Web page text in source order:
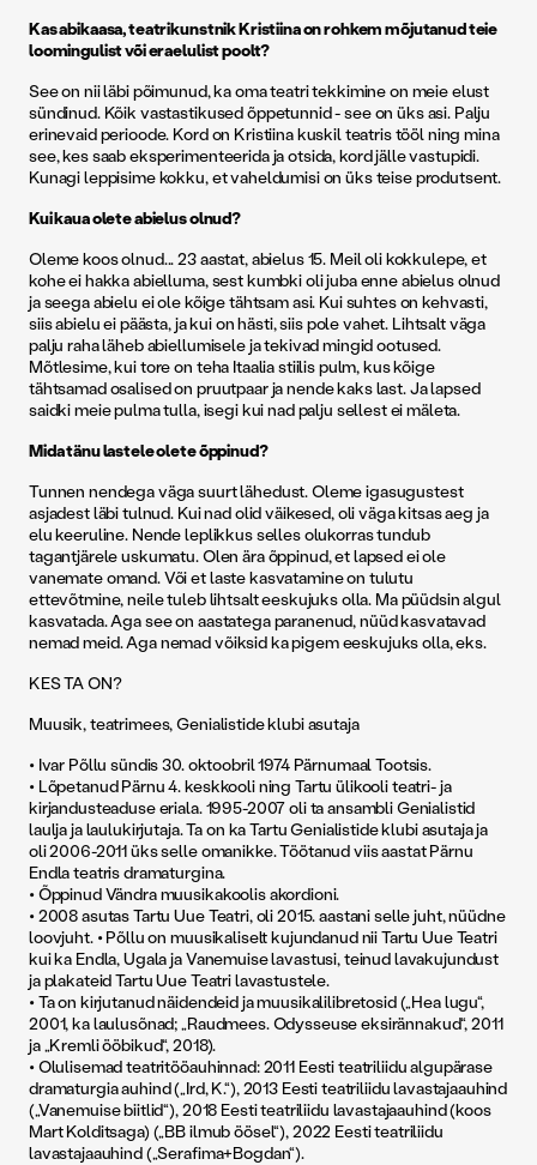
Kas abikaasa, teatrikunstnik Kristiina on rohkem mõjutanud teie
loomingulist või eraelulist poolt?
See on nii läbi põimunud, ka oma teatri tekkimine on meie elust
sündinud. Kõik vastastikused õppetunnid - see on üks asi. Palju
erinevaid perioode. Kord on Kristiina kuskil teatris tööl ning mina
see, kes saab eksperimenteerida ja otsida, kord jälle vastupidi.
Kunagi leppisime kokku, et vaheldumisi on üks teise produtsent.
Kui kaua olete abielus olnud?
Oleme koos olnud... 23 aastat, abielus 15. Meil oli kokkulepe, et
kohe ei hakka abielluma, sest kumbki oli juba enne abielus olnud
ja seega abielu ei ole kõige tähtsam asi. Kui suhtes on kehvasti,
siis abielu ei päästa, ja kui on hästi, siis pole vahet. Lihtsalt väga
palju raha läheb abiellumisele ja tekivad mingid ootused.
Mõtlesime, kui tore on teha Itaalia stiilis pulm, kus kõige
tähtsamad osalised on pruutpaar ja nende kaks last. Ja lapsed
saidki meie pulma tulla, isegi kui nad palju sellest ei mäleta.
Mida tänu lastele olete õppinud?
Tunnen nendega väga suurt lähedust. Oleme igasugustest
asjadest läbi tulnud. Kui nad olid väikesed, oli väga kitsas aeg ja
elu keeruline. Nende leplikkus selles olukorras tundub
tagantjärele uskumatu. Olen ära õppinud, et lapsed ei ole
vanemate omand. Või et laste kasvatamine on tulutu
ettevõtmine, neile tuleb lihtsalt eeskujuks olla. Ma püüdsin algul
kasvatada. Aga see on aastatega paranenud, nüüd kasvatavad
nemad meid. Aga nemad võiksid ka pigem eeskujuks olla, eks.
KES TA ON?
Muusik, teatrimees, Genialistide klubi asutaja
• Ivar Põllu sündis 30. oktoobril 1974 Pärnumaal Tootsis.
• Lõpetanud Pärnu 4. keskkooli ning Tartu ülikooli teatri- ja
kirjandusteaduse eriala. 1995-2007 oli ta ansambli Genialistid
laulja ja laulukirjutaja. Ta on ka Tartu Genialistide klubi asutaja ja
oli 2006-2011 üks selle omanikke. Töötanud viis aastat Pärnu
Endla teatris dramaturgina.
• Õppinud Vändra muusikakoolis akordioni.
• 2008 asutas Tartu Uue Teatri, oli 2015. aastani selle juht, nüüdne
loovjuht. • Põllu on muusikaliselt kujundanud nii Tartu Uue Teatri
kui ka Endla, Ugala ja Vanemuise lavastusi, teinud lavakujundust
ja plakateid Tartu Uue Teatri lavastustele.
• Ta on kirjutanud näidendeid ja muusikalilibretosid („Hea lugu“,
2001, ka laulusõnad; „Raudmees. Odysseuse eksirännakud“, 2011
ja „Kremli ööbikud“, 2018).
• Olulisemad teatritööauhinnad: 2011 Eesti teatriliidu algupärase
dramaturgia auhind („Ird, K.“), 2013 Eesti teatriliidu lavastajaauhind
(„Vanemuise biitlid“), 2018 Eesti teatriliidu lavastajaauhind (koos
Mart Kolditsaga) („BB ilmub öösel“), 2022 Eesti teatriliidu
lavastajaauhind („Serafima+Bogdan“).